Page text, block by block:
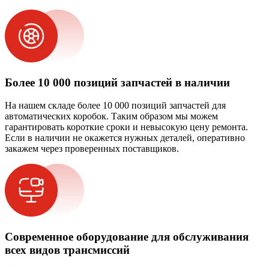
Более 10 000 позиций запчастей в наличии
На нашем складе более 10 000 позиций запчастей для
автоматических коробок. Таким образом мы можем
гарантировать короткие сроки и невысокую цену ремонта.
Если в наличии не окажется нужных деталей, оперативно
закажем через проверенных поставщиков.
Современное оборудование для обслуживания
всех видов трансмиссий